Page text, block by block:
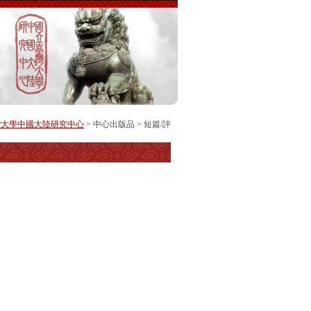
學中國大陸研究中心 > 中心出版品 > 短篇/評